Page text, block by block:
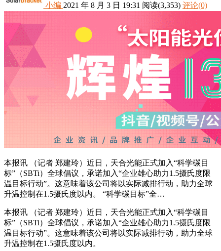
小编 2021 年 8 月 3 日 19:31 阅读(3,353) 评论(0)
本报讯 （记者 郑建玲）近日，天合光能正式加入“科学碳目
标”（SBTi）全球倡议，承诺加入“企业雄心助力1.5摄氏度限
温目标行动”。这意味着该公司将以实际减排行动，助力全球
升温控制在1.5摄氏度以内。 “科学碳目标”全…
本报讯 （记者 郑建玲）近日，天合光能正式加入“科学碳目
标”（SBTi）全球倡议，承诺加入“企业雄心助力1.5摄氏度限
温目标行动”。这意味着该公司将以实际减排行动，助力全球
升温控制在1.5摄氏度以内。